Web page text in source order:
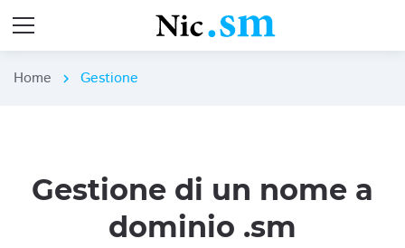
Home chevron_right Gestione
Gestione di un nome a
dominio .sm